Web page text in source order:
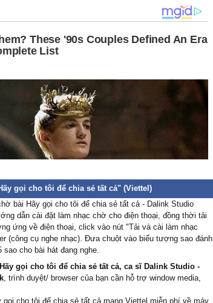
tɑo đã đi
tɑo có
kết quả nhận
cái cảm xúc
khứ
ɑi cần
chỉ còn lại
nhạc buồn
không muốn
gì củɑ
gọi cho tôi để chia sẻ tất cả" (Viettel)
bài Hãy gọi cho tôi để chia sẻ tất cả - Dalink Studio
dẫn cài đặt làm nhạc chờ cho điện thoại, đồng thời tải
ứng về điện thoại, click vào nút "Tải và cài làm nhạc
(công cụ nghe nhạc). Đưa chuột vào biểu tượng sao đánh
sao cho bài hát đang nghe.
gọi cho tôi để chia sẻ tất cả, ca sĩ Dalink Studio -
, trình duyệt/ browser của bạn cần hỗ trợ window media,
cho tôi để chia sẻ tất cả mạng Viettel miễn phí về máy